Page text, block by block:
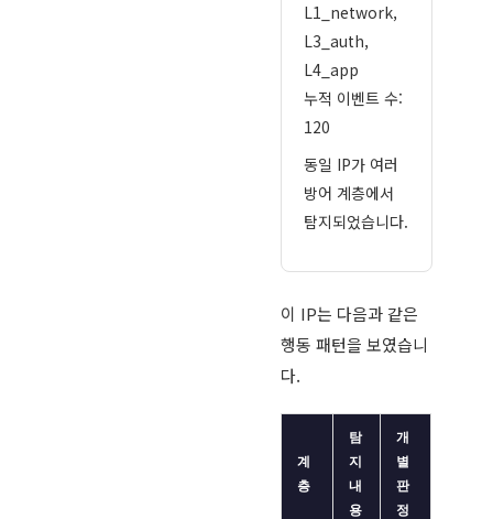
L1_network,
L3_auth,
L4_app
누적 이벤트 수:
120
동일 IP가 여러
방어 계층에서
탐지되었습니다.
이 IP는 다음과 같은
행동 패턴을 보였습니
다.
계
층
탐
지
내
용
개
별
판
정